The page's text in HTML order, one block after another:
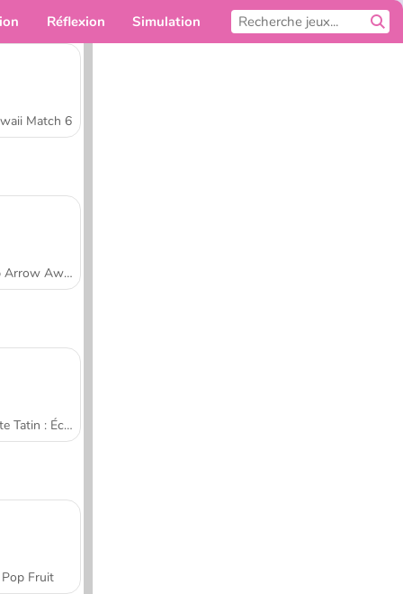
Réflexion Simulation
Match 6
Tap Arrow Away
Tarte Tatin : École de cuisine de Sara
Pop Fruit